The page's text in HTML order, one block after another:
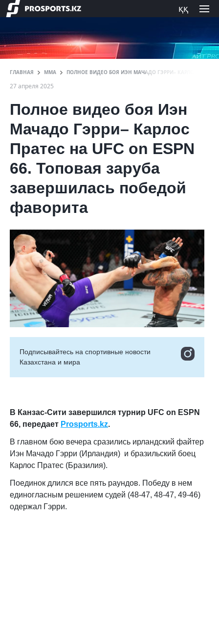
ққ
ГЛАВНАЯ ММА ПОЛНОЕ ВИДЕО БОЯ ИЭН МАЧАДО ГЭРРИ– КАРЛОС ПРАТЕС
27 апреля 2025
Полное видео боя Иэн
Мачадо Гэрри– Карлос
Пратес на UFC on ESPN
66. Топовая заруба
завершилась победой
фаворита
Подписывайтесь на cпортивные новости
Казахстана и мира
В Канзас-Сити завершился турнир UFC on ESPN
66, передает Prosports.kz.
В главном бою вечера сразились ирландский файтер
Иэн Мачадо Гэрри (Ирландия) и бразильский боец
Карлос Пратес (Бразилия).
Поединок длился все пять раундов. Победу в нем
единогласным решением судей (48-47, 48-47, 49-46)
одержал Гэрри.